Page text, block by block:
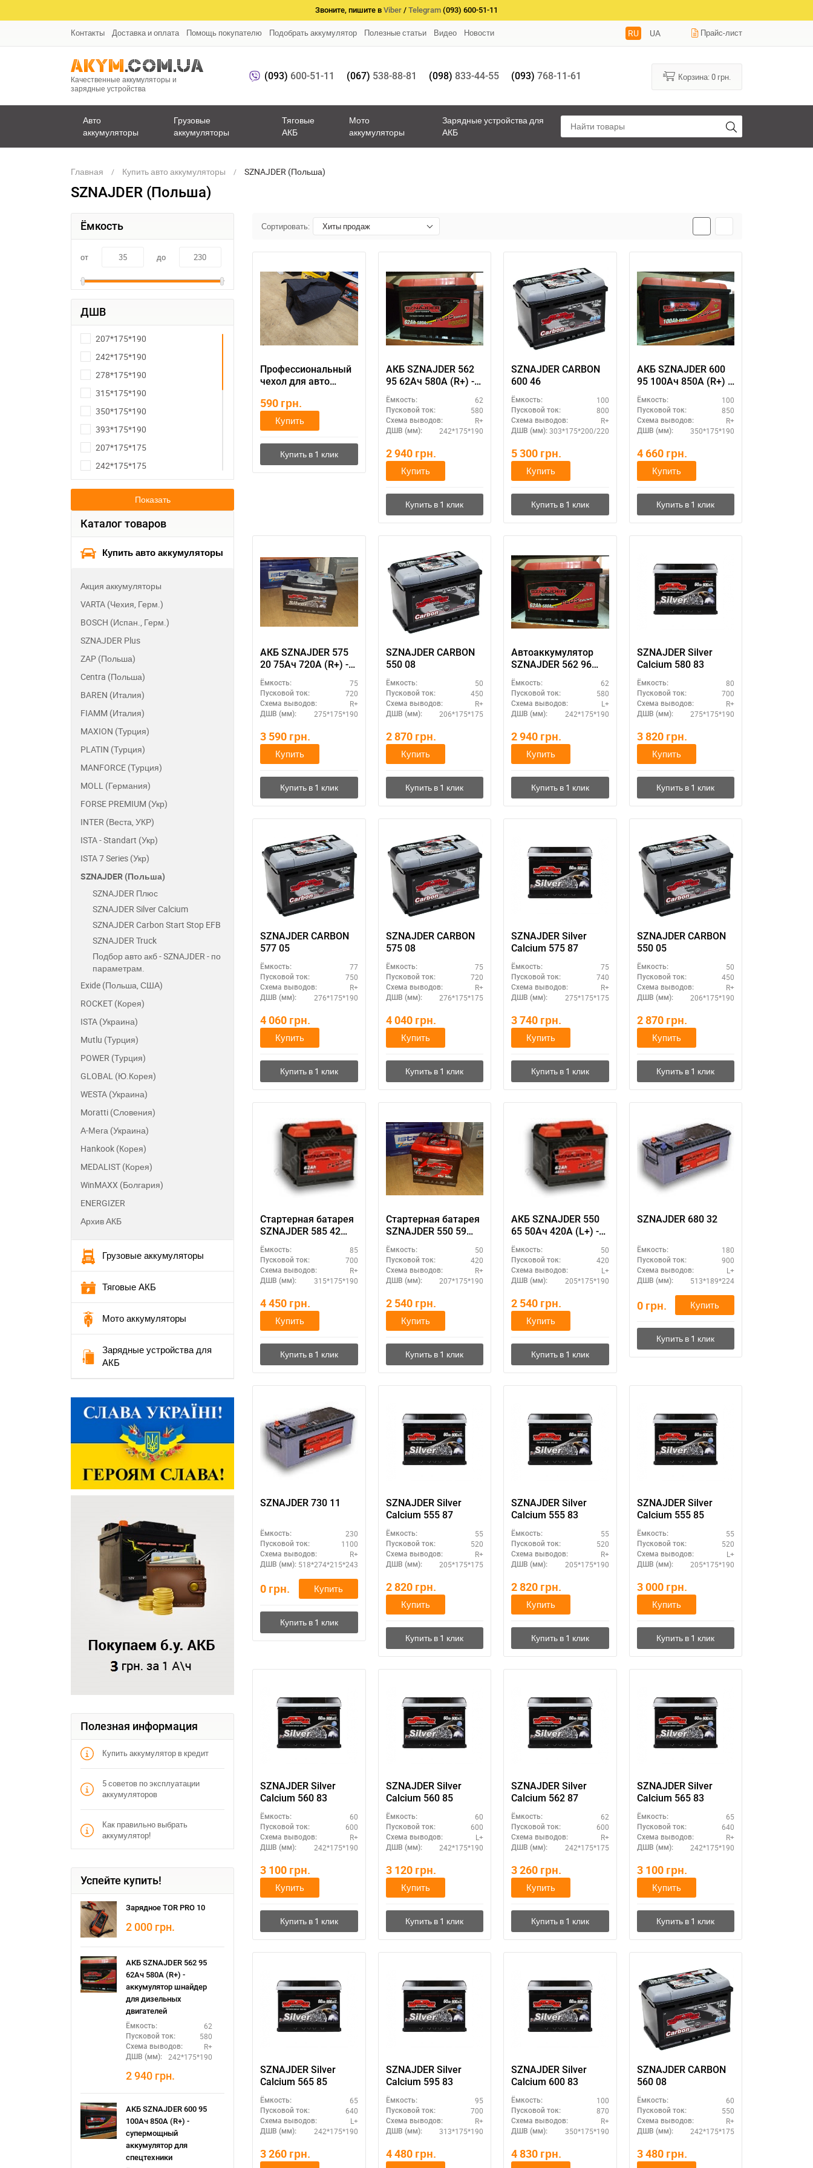
Звоните, пишите в Viber / Telegram (093) 600-51-11
Контакты Доставка и оплата Помощь покупателю Подобрать аккумулятор Полезные статьи Видео Новости RU UA Прайс-лист
Качественные аккумуляторы и
зарядные устройства
(093) 600-51-11 (067) 538-88-81 (098) 833-44-55 (093) 768-11-61 Корзина:0 грн.
Авто
аккумуляторы
Грузовые
аккумуляторы
Тяговые
АКБ
Мото
аккумуляторы
Зарядные устройства для
АКБ
Главная Купить авто аккумуляторы SZNAJDER (Польша)
SZNAJDER (Польша)
Ёмкость
от до
ДШВ
207*175*190
242*175*190
278*175*190
315*175*190
350*175*190
393*175*190
207*175*175
242*175*175
315*175*175
187*127*227
238*129*227
230*175*225
306*175*225
350*175*230
513*189*223
513*223*223
518*275*240
Показать
Каталог товаров
Купить авто аккумуляторы
Акция аккумуляторы
VARTA (Чехия, Герм.)
BOSCH (Испан., Герм.)
SZNAJDER Plus
ZAP (Польша)
Centra (Польша)
BAREN (Италия)
FIAMM (Италия)
MAXION (Турция)
PLATIN (Турция)
MANFORCE (Турция)
MOLL (Германия)
FORSE PREMIUM (Укр)
INTER (Веста, УКР)
ISTA - Standart (Укр)
ISTA 7 Series (Укр)
SZNAJDER (Польша)
SZNAJDER Плюс
SZNAJDER Silver Calcium
SZNAJDER Carbon Start Stop EFB
SZNAJDER Truck
Подбор авто акб - SZNAJDER - по
параметрам.
Exide (Польша, США)
ROCKET (Корея)
ISTA (Украина)
Mutlu (Турция)
POWER (Турция)
GLOBAL (Ю.Корея)
WESTA (Украина)
Moratti (Словения)
А-Мега (Украина)
Hankook (Корея)
MEDALIST (Корея)
WinMAXX (Болгария)
ENERGIZER
Архив АКБ
Грузовые аккумуляторы
Тяговые АКБ
Мото аккумуляторы
Зарядные устройства для
АКБ
Полезная информация
Купить аккумулятор в кредит
5 советов по эксплуатации
аккумуляторов
Как правильно выбрать
аккумулятор!
Успейте купить!
Зарядное TOR PRO 10
2 000 грн.
АКБ SZNAJDER 562 95
62Ач 580А (R+) -
аккумулятор шнайдер
для дизельных
двигателей
Ёмкость: 62
Пусковой ток: 580
Схема выводов: R+
ДШВ (мм): 242*175*190
2 940 грн.
АКБ SZNAJDER 600 95
100Ач 850А (R+) -
супермощный
аккумулятор для
спецтехники
Сортировать: Хиты продаж
Профессиональный
чехол для авто
590 грн.
Купить
АКБ SZNAJDER 562
95 62Ач 580А (R+) -
аккумулятор
шнайдер для
дизельных
двигателей
Ёмкость: 62
Пусковой ток: 580
Схема выводов: R+
ДШВ (мм): 242*175*190
2 940 грн.
Купить
SZNAJDER CARBON
600 46
Ёмкость: 100
Пусковой ток: 800
Схема выводов: R+
ДШВ (мм): 303*175*200/220
5 300 грн.
Купить
АКБ SZNAJDER 600
95 100Ач 850А (R+) -
супермощный
аккумулятор для
спецтехники
Ёмкость: 100
Пусковой ток: 850
Схема выводов: R+
ДШВ (мм): 350*175*190
4 660 грн.
Купить
АКБ SZNAJDER 575
20 75Ач 720А (R+) -
аккумулятор с
максимальным
пусковым током
Ёмкость: 75
Пусковой ток: 720
Схема выводов: R+
ДШВ (мм): 275*175*190
3 590 грн.
Купить
SZNAJDER CARBON
550 08
Ёмкость: 50
Пусковой ток: 450
Схема выводов: R+
ДШВ (мм): 206*175*175
2 870 грн.
Купить
Автоаккумулятор
SZNAJDER 562 96
62Ач 580А (L+) - для
тяжелых условий
эксплуатации
Ёмкость: 62
Пусковой ток: 580
Схема выводов: L+
ДШВ (мм): 242*175*190
2 940 грн.
Купить
SZNAJDER Silver
Calcium 580 83
Ёмкость: 80
Пусковой ток: 700
Схема выводов: R+
ДШВ (мм): 275*175*190
3 820 грн.
Купить
SZNAJDER CARBON
577 05
Ёмкость: 77
Пусковой ток: 750
Схема выводов: R+
ДШВ (мм): 276*175*190
4 060 грн.
Купить
SZNAJDER CARBON
575 08
Ёмкость: 75
Пусковой ток: 720
Схема выводов: R+
ДШВ (мм): 276*175*175
4 040 грн.
Купить
SZNAJDER Silver
Calcium 575 87
Ёмкость: 75
Пусковой ток: 740
Схема выводов: R+
ДШВ (мм): 275*175*175
3 740 грн.
Купить
SZNAJDER CARBON
550 05
Ёмкость: 50
Пусковой ток: 450
Схема выводов: R+
ДШВ (мм): 206*175*190
2 870 грн.
Купить
Стартерная батарея
SZNAJDER 585 42
85Ач 700А (R+) -
повышенная
емкость для
дальнобоя
Ёмкость: 85
Пусковой ток: 700
Схема выводов: R+
ДШВ (мм): 315*175*190
4 450 грн.
Купить
Стартерная батарея
SZNAJDER 550 59
50Ач 420А (R+) -
устойчив к
глубокому разряду
Ёмкость: 50
Пусковой ток: 420
Схема выводов: R+
ДШВ (мм): 207*175*190
2 540 грн.
Купить
АКБ SZNAJDER 550
65 50Ач 420А (L+) -
аккумулятор
шнайдер с
увеличенным
сроком службы
Ёмкость: 50
Пусковой ток: 420
Схема выводов: L+
ДШВ (мм): 205*175*190
2 540 грн.
Купить
SZNAJDER 680 32
Ёмкость: 180
Пусковой ток: 900
Схема выводов: L+
ДШВ (мм): 513*189*224
0 грн. Купить
SZNAJDER 730 11
Ёмкость: 230
Пусковой ток: 1100
Схема выводов: R+
ДШВ (мм): 518*274*215*243
0 грн. Купить
SZNAJDER Silver
Calcium 555 87
Ёмкость: 55
Пусковой ток: 520
Схема выводов: R+
ДШВ (мм): 205*175*175
2 820 грн.
Купить
SZNAJDER Silver
Calcium 555 83
Ёмкость: 55
Пусковой ток: 520
Схема выводов: R+
ДШВ (мм): 205*175*190
2 820 грн.
Купить
SZNAJDER Silver
Calcium 555 85
Ёмкость: 55
Пусковой ток: 520
Схема выводов: L+
ДШВ (мм): 205*175*190
3 000 грн.
Купить
SZNAJDER Silver
Calcium 560 83
Ёмкость: 60
Пусковой ток: 600
Схема выводов: R+
ДШВ (мм): 242*175*190
3 100 грн.
Купить
SZNAJDER Silver
Calcium 560 85
Ёмкость: 60
Пусковой ток: 600
Схема выводов: L+
ДШВ (мм): 242*175*190
3 120 грн.
Купить
SZNAJDER Silver
Calcium 562 87
Ёмкость: 62
Пусковой ток: 600
Схема выводов: R+
ДШВ (мм): 242*175*175
3 260 грн.
Купить
SZNAJDER Silver
Calcium 565 83
Ёмкость: 65
Пусковой ток: 640
Схема выводов: R+
ДШВ (мм): 242*175*190
3 100 грн.
Купить
SZNAJDER Silver
Calcium 565 85
Ёмкость: 65
Пусковой ток: 640
Схема выводов: L+
ДШВ (мм): 242*175*190
3 260 грн.
SZNAJDER Silver
Calcium 595 83
Ёмкость: 95
Пусковой ток: 700
Схема выводов: R+
ДШВ (мм): 313*175*190
4 480 грн.
SZNAJDER Silver
Calcium 600 83
Ёмкость: 100
Пусковой ток: 870
Схема выводов: R+
ДШВ (мм): 350*175*190
4 830 грн.
SZNAJDER CARBON
560 08
Ёмкость: 60
Пусковой ток: 550
Схема выводов: R+
ДШВ (мм): 242*175*175
3 480 грн.
Написать в Viber Написать в Telegram